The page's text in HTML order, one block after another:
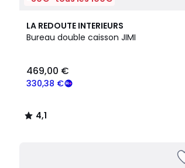
LA REDOUTE INTERIEURS
Bureau double caisson JIMI
€
souscrivez
programme
330,38 €
469,00 €
4,1
/ 5
4,1
/